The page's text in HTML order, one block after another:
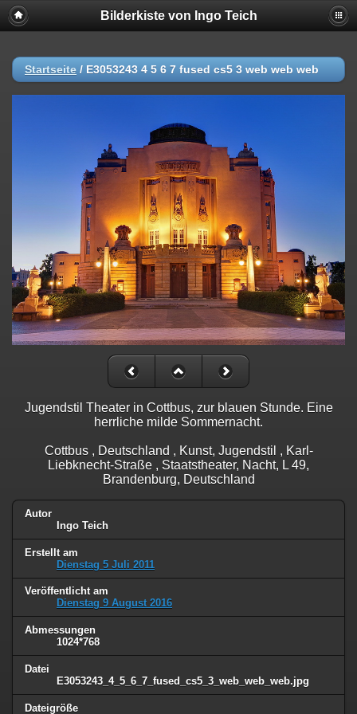
Bilderkiste von Ingo Teich
Startseite / E3053243 4 5 6 7 fused cs5 3 web web web
Jugendstil Theater in Cottbus, zur blauen Stunde. Eine
herrliche milde Sommernacht.
Cottbus , Deutschland , Kunst, Jugendstil , Karl-
Liebknecht-Straße , Staatstheater, Nacht, L 49,
Brandenburg, Deutschland
Autor
Ingo Teich
Erstellt am
Dienstag 5 Juli 2011
Veröffentlicht am
Dienstag 9 August 2016
Abmessungen
1024*768
Datei
E3053243_4_5_6_7_fused_cs5_3_web_web_web.jpg
Dateigröße